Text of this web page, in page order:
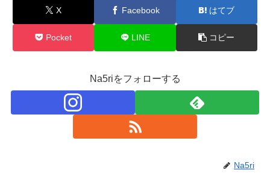
X Facebook はてブ
Pocket LINE コピー
Na5riをフォローする
Na5ri